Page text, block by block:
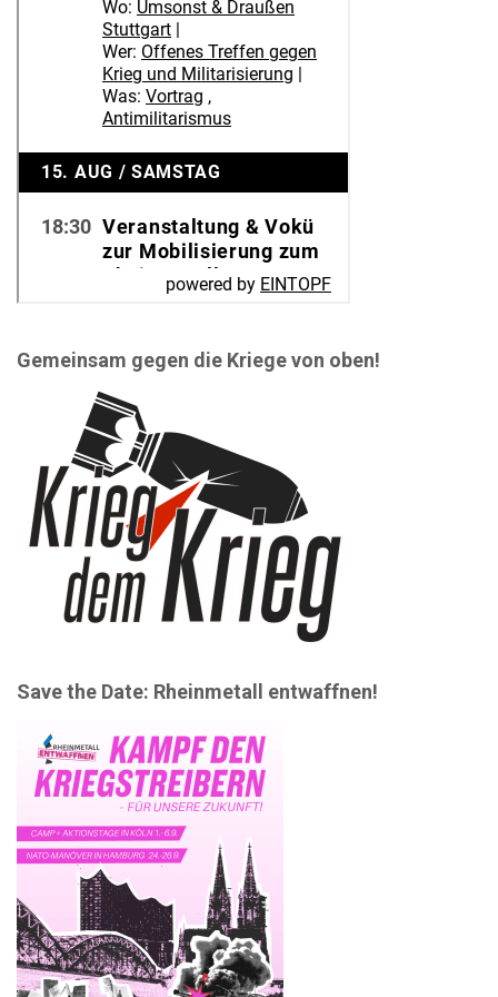
Gemeinsam gegen die Kriege von oben!
Save the Date: Rheinmetall entwaffnen!